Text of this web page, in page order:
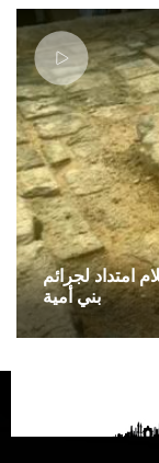
امتداد لجرائم
بني أمية